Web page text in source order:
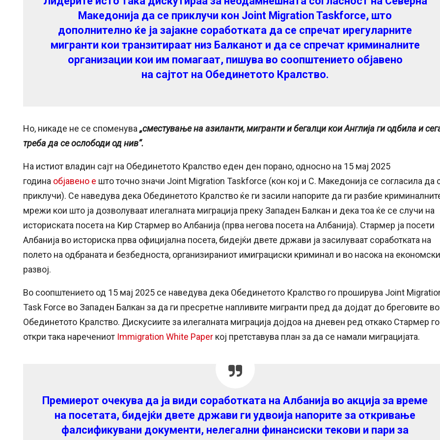
Македонија да се приклучи кон Joint Migration Taskforce, што
дополнително ќе ја зајакне соработката да се спречат ирегуларните
мигранти кои транзитираат низ Балканот и да се спречат криминалните
организации кои им помагаат, пишува во соопштението објавено
на сајтот на Обединетото Кралство.
Но, никаде не се споменува „сместување на азиланти, мигранти и бегалци кои Англија ги одбила и
треба да се ослободи од нив“.
На истиот владин сајт на Обединетото Кралство еден ден порано, односно на 15 мај 2025
година објавено е што точно значи Joint Migration Taskforce (кон кој и С. Македонија се согласила да
приклучи). Се наведува дека Обединетото Кралство ќе ги засили напорите да ги разбие
мрежи кои што ја дозволуваат илегалната миграција преку Западен Балкан и дека тоа ќе се случи на
историската посета на Кир Стармер во Албанија (прва негова посета на Албанија). Стармер ја посети
Албанија во историска прва официјална посета, бидејќи двете држави ја засилуваат соработката на
полето на одбраната и безбедноста, организираниот имиграциски криминал и во насока на економски
развој.
Во соопштението од 15 мај 2025 се наведува дека Обединетото Кралство го проширува Joint
Task Force во Западен Балкан за да ги пресретне напливите мигранти пред да дојдат до бреговите во
Обединетото Кралство. Дискусиите за илегалната миграција дојдоа на дневен ред откако Стармер го
откри така наречениот Immigration White Paper кој претставува план за да се намали миграцијата.
Премиерот очекува да ја види соработката на Албанија во акција за време
на посетата, бидејќи двете држави ги удвоија напорите за откривање
фалсификувани документи, нелегални финансиски текови и пари за